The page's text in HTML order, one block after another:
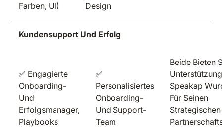
Farben, UI)
Design
Kundensupport Und Erfolg
✅ Engagierte
Onboarding-
Und
Erfolgsmanager,
Playbooks
✅
Personalisiertes
Onboarding-
Und Support-
Team
Beide Bieten
Speakap
Für Seinen
Strategischen